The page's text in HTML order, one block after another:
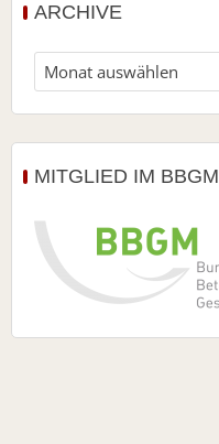
ARCHIVE
MITGLIED IM BBGM